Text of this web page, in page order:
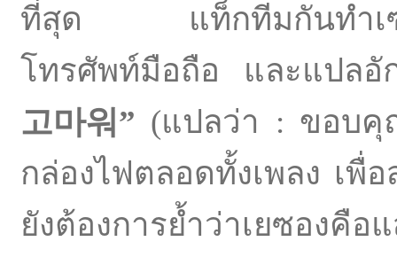
ที่สุด แท็กทีมกันทำเซอ
โทรศัพท์มือถือ และแปล
고마워” (แปลว่า : ขอบคุ
กล่องไฟตลอดทั้งเพลง เพื่
ยังต้องการย้ำว่าเยซอง